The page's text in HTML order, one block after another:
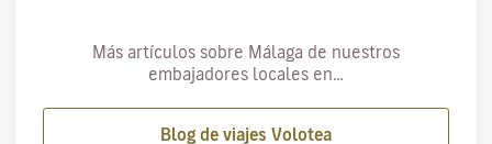
Más artículos sobre Málaga de nuestros
embajadores locales en…
Blog de viajes Volotea